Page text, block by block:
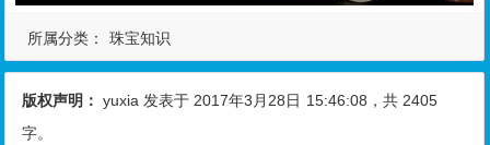
所属分类： 珠宝知识
版权声明： yuxia 发表于 2017年3月28日 15:46:08 ，共 2405
字。